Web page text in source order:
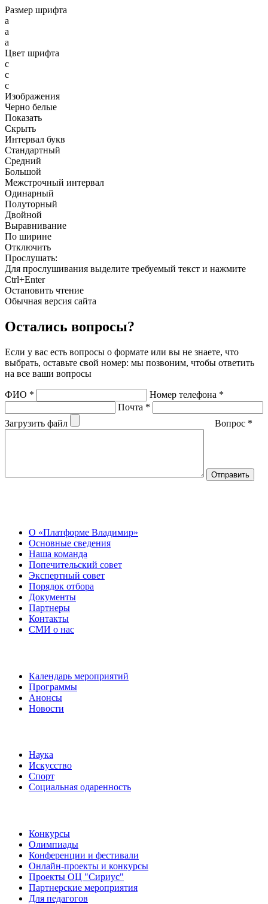
Размер шрифта
a
a
a
Цвет шрифта
c
c
c
Изображения
Черно белые
Показать
Скрыть
Интервал букв
Стандартный
Средний
Большой
Межстрочный интервал
Одинарный
Полуторный
Двойной
Выравнивание
По ширине
Отключить
Прослушать:
Для прослушивания выделите требуемый текст и нажмите
Ctrl+Enter
Остановить чтение
Обычная версия сайта
Остались вопросы?
Если у вас есть вопросы о формате или вы не знаете, что
выбрать, оставьте свой номер: мы позвоним, чтобы ответить
на все ваши вопросы
ФИО * Номер телефона *
Почта *
Загрузить файл
Вопрос *
О «Платформе Владимир»
Основные сведения
Наша команда
Попечительский совет
Экспертный совет
Порядок отбора
Документы
Партнеры
Контакты
СМИ о нас
Календарь мероприятий
Программы
Анонсы
Новости
Наука
Искусство
Спорт
Социальная одаренность
Конкурсы
Олимпиады
Конференции и фестивали
Онлайн-проекты и конкурсы
Проекты ОЦ "Сириус"
Партнерские мероприятия
Для педагогов